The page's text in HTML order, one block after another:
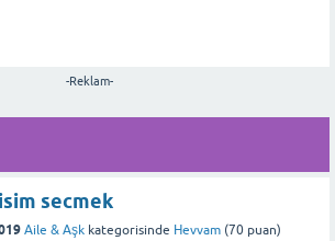
-Reklam-
secmek
Aile & Aşk kategorisinde Hevvam (70 puan)